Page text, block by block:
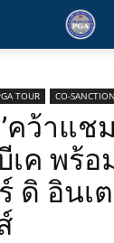
TOUR CO-SANCTION
คว้าแช
เค พร้
ดิ อินเ